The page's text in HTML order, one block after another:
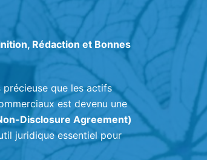
Rédaction et Bonnes
précieuse que les actifs
est devenu une
Disclosure Agreement)
juridique essentiel pour